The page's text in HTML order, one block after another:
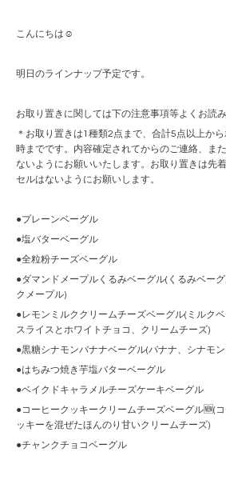
こんにちは☺︎
明日のラインナップ予定です。
お取り置きに関しては下の注意事項等よくお読
＊お取り置きは1種類2点まで、合計5点以上か
時までです。内容確定されてからのご連絡、ま
ないようにお願いいたします。お取り置きは先
セルはないようにお願いします。
●プレーンベーグル
●塩バターベーグル
●全粒粉チーズベーグル
●ダマンドメープルくるみベーグル(くるみベー
クメープル)
●レモンミルククリームチーズベーグル(ミルク
スライスとホワイトチョコ、クリームチーズ)
●黒糖シナモンバナナベーグル(バナナ、シナモ
●はちみつ焼き芋塩バターベーグル
●ベイクドキャラメルチーズケーキベーグル
●コーヒークッキークリームチーズベーグル🆕(
ッキーを混ぜたほんのり甘いクリームチーズ)
●チャンクチョコベーグル